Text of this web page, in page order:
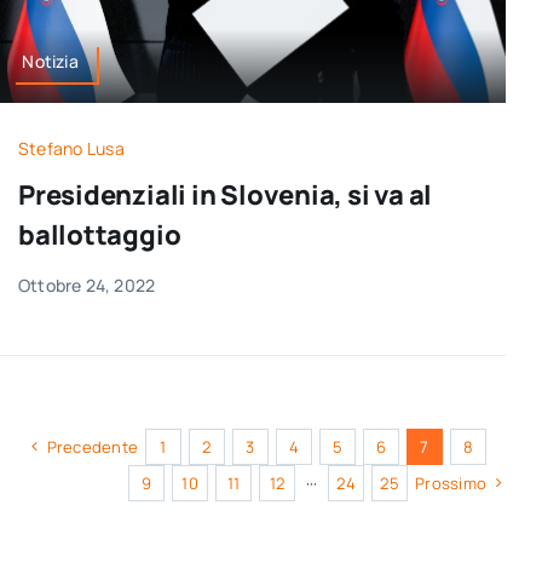
Notizia
Stefano Lusa
Presidenziali in Slovenia, si va al
ballottaggio
Ottobre 24, 2022
Precedente 1 2 3 4 5 6 7
8
9
10 11 12 ··· 24 25 Prossimo